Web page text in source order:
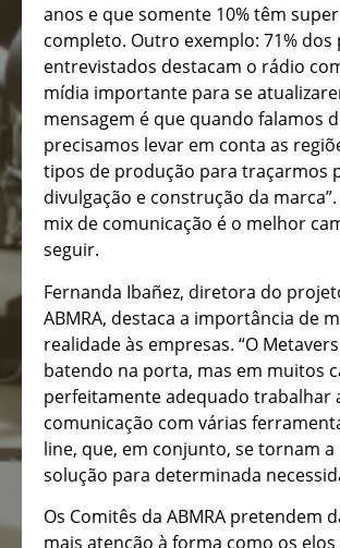
anos e que somente 10% têm
completo. Outro exemplo: 71%
entrevistados destacam o rádio
mídia importante para se
mensagem é que quando falamos
precisamos levar em conta as
tipos de produção para traçarmos
divulgação e construção da marca”.
mix de comunicação é o melhor
seguir.
Fernanda Ibañez, diretora do
ABMRA, destaca a importância de
realidade às empresas. “O
batendo na porta, mas em muitos
perfeitamente adequado trabalhar
comunicação com várias
line, que, em conjunto, se tornam
solução para determinada
Os Comitês da ABMRA pretendem
mais atenção à forma como os